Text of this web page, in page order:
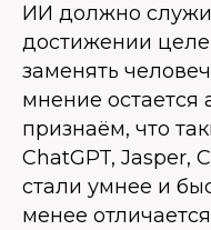
ИИ должно
достижении
заменять
мнение остается
признаём, что
ChatGPT, Jasper,
стали умнее и
менее